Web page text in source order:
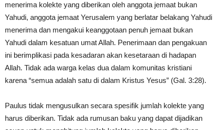
menerima kolekte yang diberikan oleh anggota jemaat bukan
Yahudi, anggota jemaat Yerusalem yang berlatar belakang Yahudi
menerima dan mengakui keanggotaan penuh jemaat bukan
Yahudi dalam kesatuan umat Allah. Penerimaan dan pengakuan
ini berimplikasi pada kesadaran akan kesetaraan di hadapan
Allah. Tidak ada warga kelas dua dalam komunitas kristiani
karena “semua adalah satu di dalam Kristus Yesus” (Gal. 3:28).
Paulus tidak mengusulkan secara spesifik jumlah kolekte yang
harus diberikan. Tidak ada rumusan baku yang dapat dijadikan